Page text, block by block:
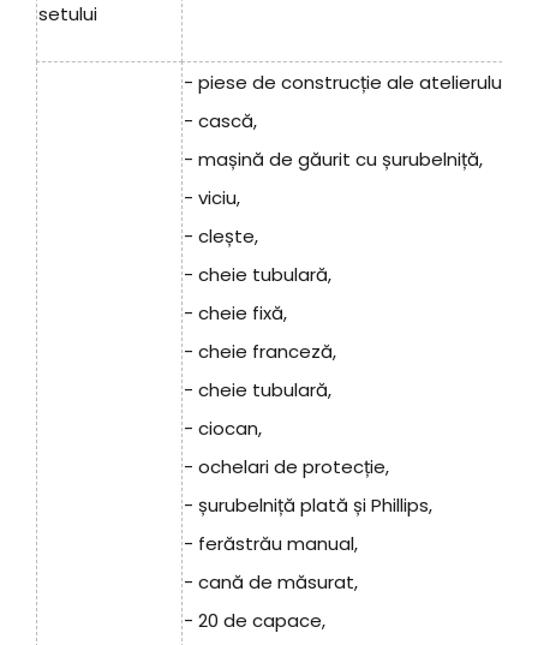
setului
- piese de construcție ale atelierului și
- cască,
- mașină de găurit cu șurubelniță,
- viciu,
- clește,
- cheie tubulară,
- cheie fixă,
- cheie franceză,
- cheie tubulară,
- ciocan,
- ochelari de protecție,
- șurubelniță plată și Phillips,
- ferăstrău manual,
- cană de măsurat,
- 20 de capace,